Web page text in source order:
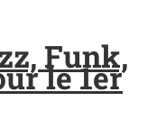
Funk,
le 1er